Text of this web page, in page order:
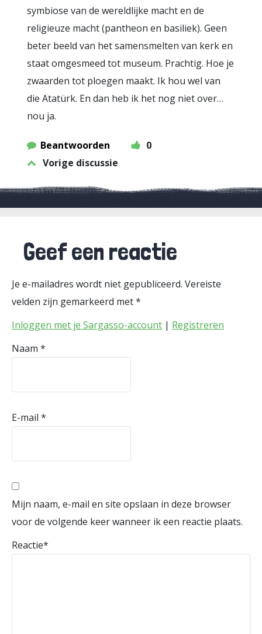
symbiose van de wereldlijke macht en de
religieuze macht (pantheon en basiliek). Geen
beter beeld van het samensmelten van kerk en
staat omgesmeed tot museum. Prachtig. Hoe je
zwaarden tot ploegen maakt. Ik hou wel van
die Atatürk. En dan heb ik het nog niet over…
nou ja.
Beantwoorden
0
Vorige discussie
Geef een reactie
Je e-mailadres wordt niet gepubliceerd. Vereiste
velden zijn gemarkeerd met*
Inloggen met je Sargasso-account | Registreren
Naam *
E-mail *
Mijn naam, e-mail en site opslaan in deze browser
voor de volgende keer wanneer ik een reactie plaats.
Reactie*